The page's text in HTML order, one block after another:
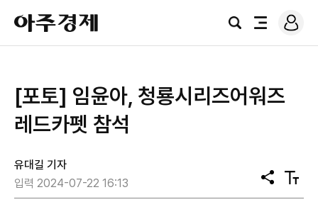
아
주
경
검
전
로
그
[포토] 임윤아, 청룡시리즈어워즈
레드카펫 참석
유대길 기자
입력 2024-07-22 16:13
공
유
텍
스